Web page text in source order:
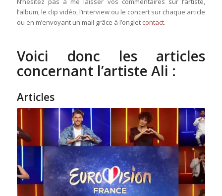
l’album, le clip vidéo, l’interview ou le concert sur chaque article
ou en m’envoyant un mail grâce à l’onglet contact.
Voici donc les articles
concernant l’artiste Ali :
Articles